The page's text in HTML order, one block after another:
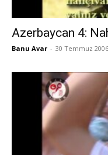
Azerbaycan 4:
Banu Avar - 30 Temmuz 2006